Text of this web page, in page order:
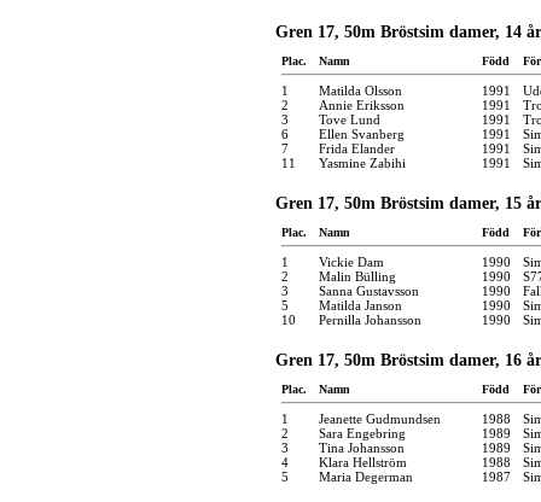
Gren 17, 50m Bröstsim damer, 14
Plac. Namn Född
1 Matilda Olsson 1991
2
Annie Eriksson 1991
3
Tove Lund 1991
6
Ellen Svanberg 1991
7
Frida Elander 1991
11
Yasmine Zabihi 1991
Gren 17, 50m Bröstsim damer, 15
Plac. Namn Född
1 Vickie Dam 1990
2
Malin Bülling 1990
3
Sanna Gustavsson 1990
5
Matilda Janson 1990
10
Pernilla Johansson 1990
Gren 17, 50m Bröstsim damer, 16
Plac. Namn Född
1 Jeanette Gudmundsen 1988
2
Sara Engebring 1989
3
Tina Johansson 1989
4
Klara Hellström 1988
5
Maria Degerman 1987